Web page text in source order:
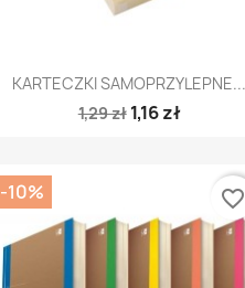
Szybki podgląd
KARTECZKI SAMOPRZYLEPNE...
1,29 zł 1,16 zł
-10% favorite_border